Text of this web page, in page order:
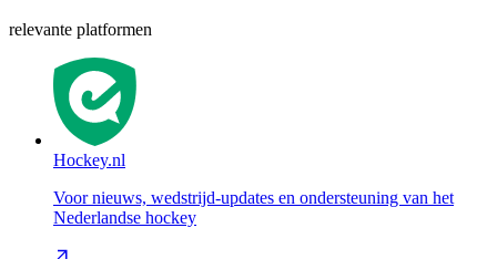
relevante platformen
Hockey.nl
Voor nieuws, wedstrijd-updates en ondersteuning van het
Nederlandse hockey